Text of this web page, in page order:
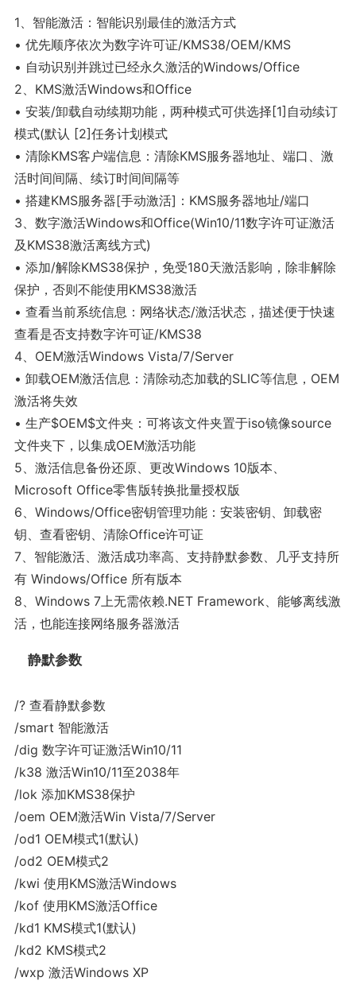
1、智能激活：智能识别最佳的激活方式
• 优先顺序依次为数字许可证/KMS38/OEM/KMS
• 自动识别并跳过已经永久激活的Windows/Office
2、KMS激活Windows和Office
• 安装/卸载自动续期功能，两种模式可供选择[1]自动续订
模式(默认 [2]任务计划模式
• 清除KMS客户端信息：清除KMS服务器地址、端口、激
活时间间隔、续订时间间隔等
• 搭建KMS服务器[手动激活]：KMS服务器地址/端口
3、数字激活Windows和Office(Win10/11数字许可证激活
及KMS38激活离线方式)
• 添加/解除KMS38保护，免受180天激活影响，除非解除
保护，否则不能使用KMS38激活
• 查看当前系统信息：网络状态/激活状态，描述便于快速
查看是否支持数字许可证/KMS38
4、OEM激活Windows Vista/7/Server
• 卸载OEM激活信息：清除动态加载的SLIC等信息，OEM
激活将失效
• 生产$OEM$文件夹：可将该文件夹置于iso镜像source
文件夹下，以集成OEM激活功能
5、激活信息备份还原、更改Windows 10版本、
Microsoft Office零售版转换批量授权版
6、Windows/Office密钥管理功能：安装密钥、卸载密
钥、查看密钥、清除Office许可证
7、智能激活、激活成功率高、支持静默参数、几乎支持所
有 Windows/Office 所有版本
8、Windows 7上无需依赖.NET Framework、能够离线激
活，也能连接网络服务器激活
静默参数
/? 查看静默参数
/smart 智能激活
/dig 数字许可证激活Win10/11
/k38 激活Win10/11至2038年
/lok 添加KMS38保护
/oem OEM激活Win Vista/7/Server
/od1 OEM模式1(默认)
/od2 OEM模式2
/kwi 使用KMS激活Windows
/kof 使用KMS激活Office
/kd1 KMS模式1(默认)
/kd2 KMS模式2
/wxp 激活Windows XP